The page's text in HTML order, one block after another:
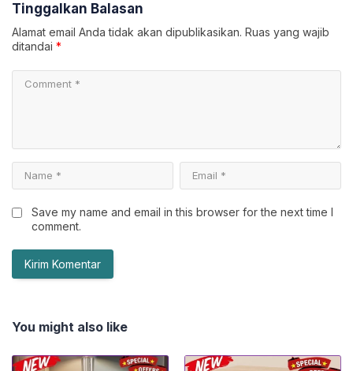
Tinggalkan Balasan
Alamat email Anda tidak akan dipublikasikan. Ruas yang wajib
ditandai *
Save my name and email in this browser for the next time I
comment.
You might also like